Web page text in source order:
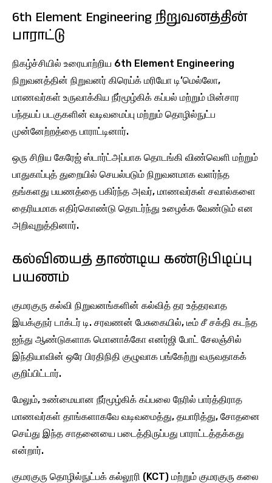
6th Element Engineering நிறுவனத்தின்
பாராட்டு
நிகழ்ச்சியில் உரையாற்றிய 6th Element Engineering
நிறுவனத்தின் நிறுவனர் கிரெய்க் மரியோ டி’மெல்லோ,
மாணவர்கள் உருவாக்கிய நீர்மூழ்கிக் கப்பல் மற்றும் மின்சார
பந்தயப் படகுகளின் வடிவமைப்பு மற்றும் தொழில்நுட்ப
முன்னேற்றத்தை பாராட்டினார்.
ஒரு சிறிய கேரேஜ் ஸ்டார்ட்அப்பாக தொடங்கி விண்வெளி மற்றும்
பாதுகாப்புத் துறையில் செயல்படும் நிறுவனமாக வளர்ந்த
தங்களது பயணத்தை பகிர்ந்த அவர், மாணவர்கள் சவால்களை
தைரியமாக எதிர்கொண்டு தொடர்ந்து உழைக்க வேண்டும் என
அறிவுறுத்தினார்.
கல்வியைத் தாண்டிய கண்டுபிடிப்பு
பயணம்
குமரகுரு கல்வி நிறுவனங்களின் கல்வித் தர உத்தரவாத
இயக்குநர் டாக்டர் டி. சரவணன் பேசுகையில், டீம் சீ சக்தி கடந்த
ஐந்து ஆண்டுகளாக மொனாக்கோ எனர்ஜி போட் சேலஞ்சில்
இந்தியாவின் ஒரே பிரதிநிதி குழுவாக பங்கேற்று வருவதாகக்
குறிப்பிட்டார்.
மேலும், உண்மையான நீர்மூழ்கிக் கப்பலை நேரில் பார்த்திராத
மாணவர்கள் தாங்களாகவே வடிவமைத்து, தயாரித்து, சோதனை
செய்து இந்த சாதனையை படைத்திருப்பது பாராட்டத்தக்கது
என்றார்.
குமரகுரு தொழில்நுட்பக் கல்லூரி (KCT) மற்றும் குமரகுரு கலை